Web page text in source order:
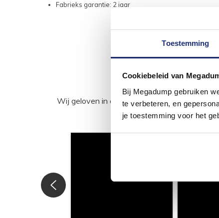
Toestemming
Cookiebeleid van
Bij Megadump gebruiken
te verbeteren, en
je toestemming voor het
Fabrieks garantie: 2 jaar
Wij geloven in de kracht van delen. Deel